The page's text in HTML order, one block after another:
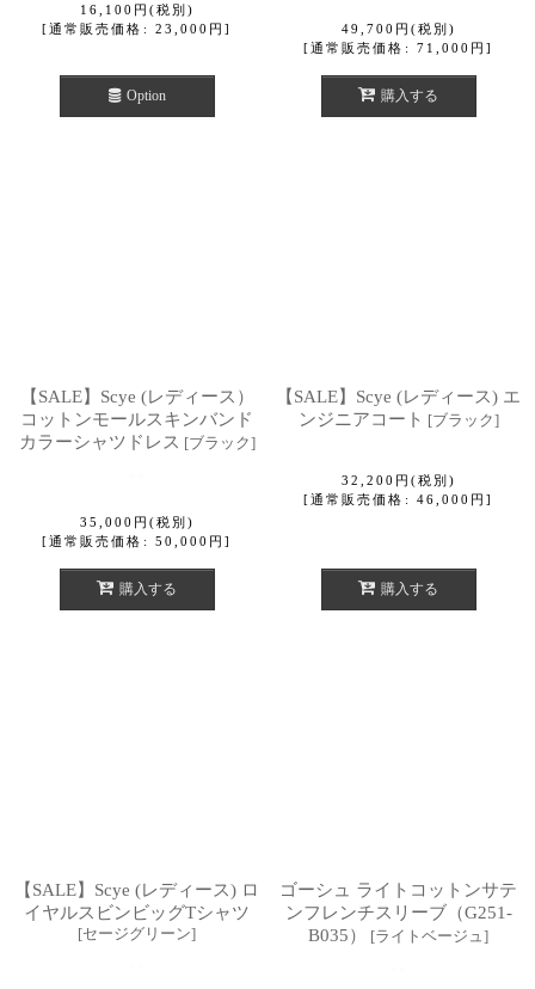
16,100 円 (税別)
[通常販売価格 : 23,000 円 ]
Option
49,700 円 (税別)
[通常販売価格 : 71,000 円 ]
購入する
【SALE】Scye (レディース）
コットンモールスキンバンド
カラーシャツドレス [ブラック]
35,000 円 (税別)
[通常販売価格 : 50,000 円 ]
購入する
【SALE】Scye (レディース) エ
ンジニアコート [ブラック]
32,200 円 (税別)
[通常販売価格 : 46,000 円 ]
購入する
【SALE】Scye (レディース) ロ
イヤルスビンビッグTシャツ
[セージグリーン]
ゴーシュ ライトコットンサテ
ンフレンチスリーブ（G251-
B035）
[ライトベージュ ]